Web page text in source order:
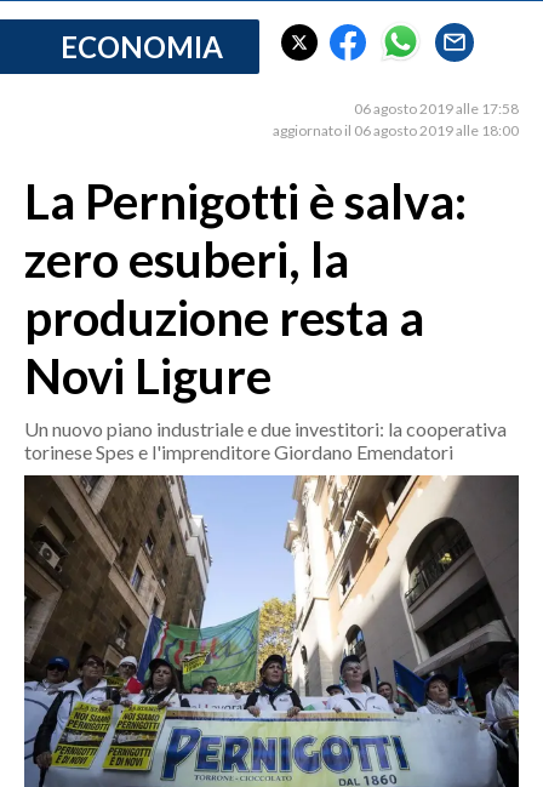
CRONACA SARDEGNA
MEDIO CAMPIDANO
ORISTANO E PROVINCIA
SASSARI E PROVINCIA
NUORO E PROVINCIA
OGLIASTRA
CRONACA
ITALIA
MONDO
POLITICA
ECONOMIA
SERVIZI ALLE IMPRESE
LAVORO
ECONOMIA
06 agosto 2019 alle 17:58
aggiornato il 06 agosto 2019 alle 18:00
La Pernigotti è salva:
zero esuberi, la
produzione resta a
Novi Ligure
Un nuovo piano industriale e due investitori: la cooperativa
torinese Spes e l'imprenditore Giordano Emendatori